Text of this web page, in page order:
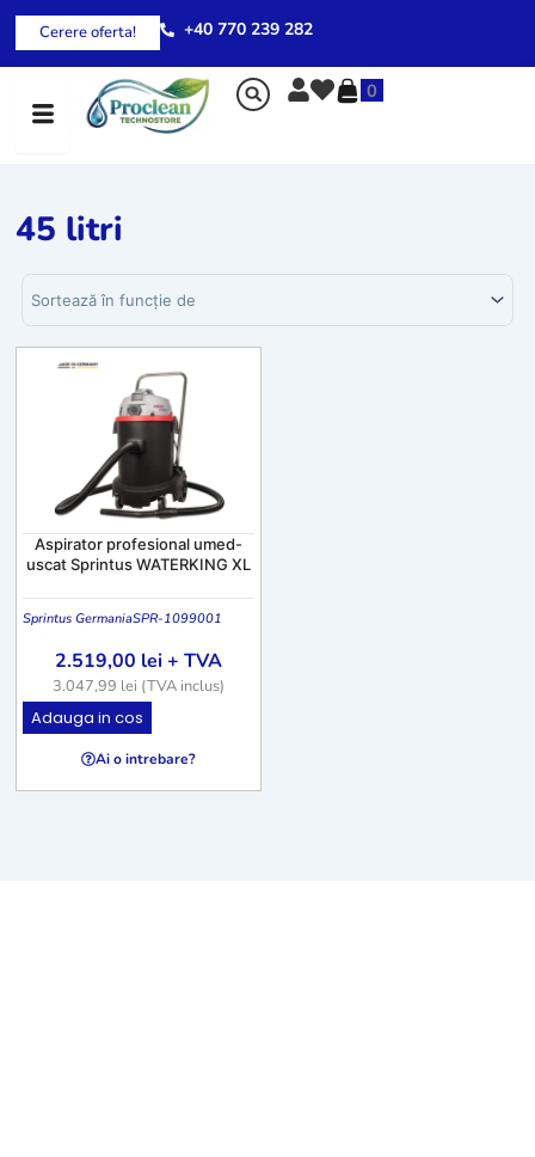
Skip
content
Cerere oferta! +40 770 239 282
0
45 litri
Sortează produsele
Aspirator profesional umed-
uscat Sprintus WATERKING XL
Sprintus GermaniaSPR-1099001
2.519,00 lei+ TVA
3.047,99 lei (TVA inclus)
Adauga in cos
Ai o intrebare?